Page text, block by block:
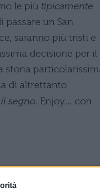
le più tipicamente
un San
saranno più tristi e
decisione per il
storia
di altrettanto
segno. Enjoy… con